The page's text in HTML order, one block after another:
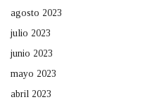
agosto 2023
julio 2023
junio 2023
mayo 2023
abril 2023